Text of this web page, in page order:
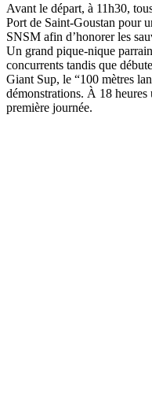
Avant le départ, à 11h30,
Port de Saint-Goustan pour
SNSM afin d’honorer les
Un grand pique-nique
concurrents tandis que
Giant Sup, le “100 mètres
démonstrations. À 18
première journée.